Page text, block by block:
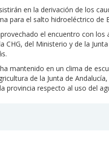
en la derivación de los
para el salto hidroeléctrico
el encuentro con
CHG, del Ministerio y de la
mantenido en un clima de
de la Junta de
provincia respecto al uso del